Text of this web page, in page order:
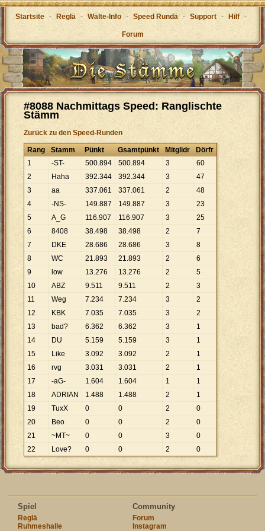
Startsite - Reglä - Wälte-Info - Speed Rundä - Support - Hilf -
Forum
#8088 Nachmittags Speed: Ranglischte
Stämm
Zurück zu den Speed-Runden
Rang Stamm Pünkt Gsamtpünkt Mitglidr
Dörfr
1
-ST- 500.894 500.894 3
60
2
Haha 392.344 392.344 3
47
3
aa 337.061 337.061 2
48
4
-NS- 149.887 149.887 3
23
5
A_G 116.907 116.907 3
25
6
8408 38.498 38.498 2
7
7
DKE 28.686 28.686 3
8
8
WC 21.893 21.893 2
6
9
low 13.276 13.276 2
5
10
ABZ 9.511 9.511 2
3
11
Weg 7.234 7.234 3
2
12
KBK 7.035 7.035 3
2
13
bad? 6.362 6.362 3
1
14
DU 5.159 5.159 3
1
15
Like 3.092 3.092 2
1
16
rvg 3.031 3.031 2
1
17
-aG- 1.604 1.604 1
1
18
ADRIAN 1.488 1.488 2
1
19
TuxX 0 0 2
0
20
Beo 0 0 2
0
21
~MT~ 0 0 3
0
22
Love? 0 0 2 0
Spiel
Reglä
Ruhmeshalle
Community
Forum
Instagram